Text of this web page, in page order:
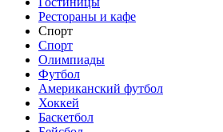
Рестораны и кафе
Спорт
Спорт
Олимпиады
Футбол
Американский футбол
Хоккей
Баскетбол